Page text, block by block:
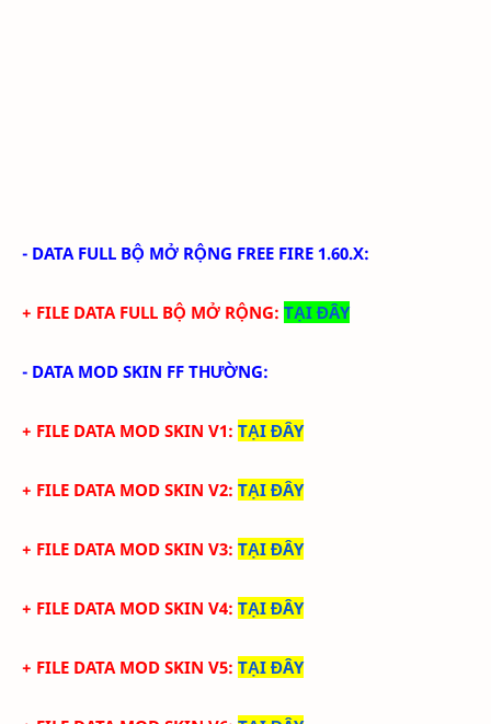
- DATA FULL BỘ MỞ RỘNG FREE FIRE 1.60.X:
+ FILE DATA FULL BỘ MỞ RỘNG: TẠI ĐÂY
- DATA MOD SKIN FF THƯỜNG:
+ FILE DATA MOD SKIN V1: TẠI ĐÂY
+ FILE DATA MOD SKIN V2: TẠI ĐÂY
+ FILE DATA MOD SKIN V3: TẠI ĐÂY
+ FILE DATA MOD SKIN V4: TẠI ĐÂY
+ FILE DATA MOD SKIN V5: TẠI ĐÂY